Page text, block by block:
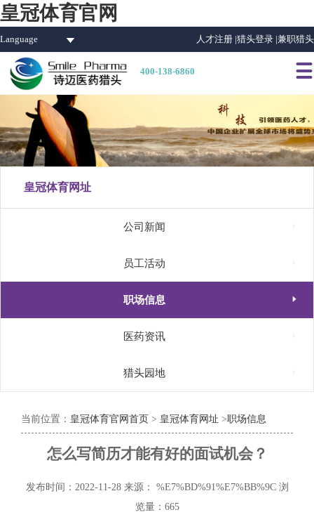
皇冠体育官网
Language 人才注册 |猎头登录 |兼职猎头
400-138-6860 
皇冠体育网址
公司新闻
员工活动
职场信息 
医药资讯
猎头园地
当前位置： 皇冠体育官网首页 > 皇冠体育网址 >职场信息
怎么写简历才能有好的面试机会？
发布时间：2022-11-28 来源： %E7%BD%91%E7%BB%9C 浏
览量：665